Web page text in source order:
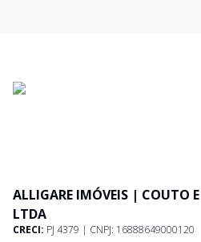
ALLIGARE IMÓVEIS | COUTO
LTDA
CRECI: PJ 4379 | CNPJ: 16888649000120